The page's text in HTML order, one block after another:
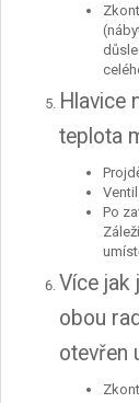
Hlavice
teplota
Po
Více jak
obou
otevřen